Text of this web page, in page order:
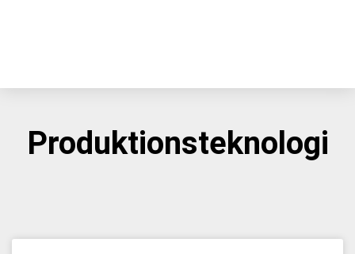
Produktionsteknologi